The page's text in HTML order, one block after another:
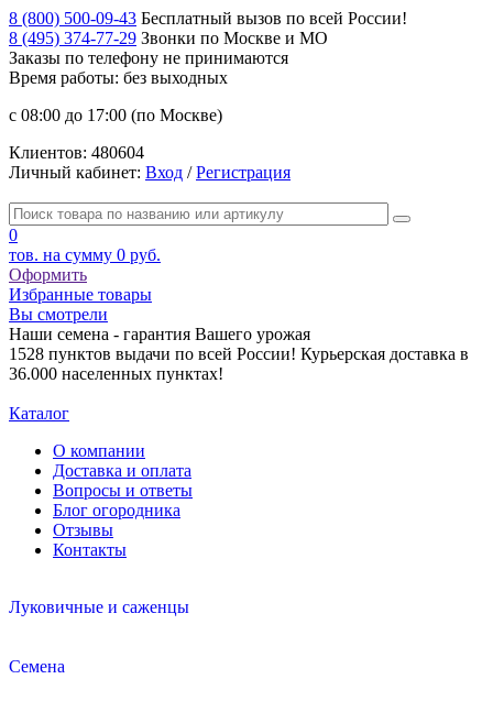
8 (800) 500-09-43 Бесплатный вызов по всей России!
8 (495) 374-77-29 Звонки по Москве и МО
Заказы по телефону не принимаются
Время работы: без выходных
с 08:00 до 17:00 (по Москве)
Клиентов: 480604
Личный кабинет: Вход /Регистрация
0
тов. на сумму 0 руб.
Оформить
Избранные товары
Вы смотрели
Наши семена - гарантия Вашего урожая
1528 пунктов выдачи по всей России! Курьерская доставка в
36.000 населенных пунктах!
Каталог
О компании
Доставка и оплата
Вопросы и ответы
Блог огородника
Отзывы
Контакты
Луковичные и саженцы
Семена